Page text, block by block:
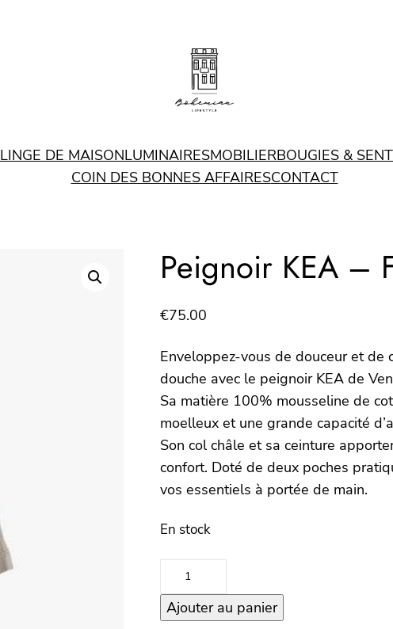
LINGE DE MAISONLUMINAIRESMOBILIERBOUGIES &
COIN DES BONNES AFFAIRESCONTACT
Peignoir KEA –
€75.00
Enveloppez-vous de douceur et de
douche avec le peignoir KEA de
Sa matière 100% mousseline de
moelleux et une grande capacité
Son col châle et sa ceinture
confort. Doté de deux poches
vos essentiels à portée de
En stock
quantité
Peignoir
Ajouter au panier